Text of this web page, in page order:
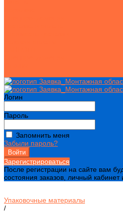
Логин
Пароль
Запомнить меня
Забыли пароль?
Зарегистрироваться
После регистрации на сайте вам
состояния заказов, личный
Упаковочные материалы
/